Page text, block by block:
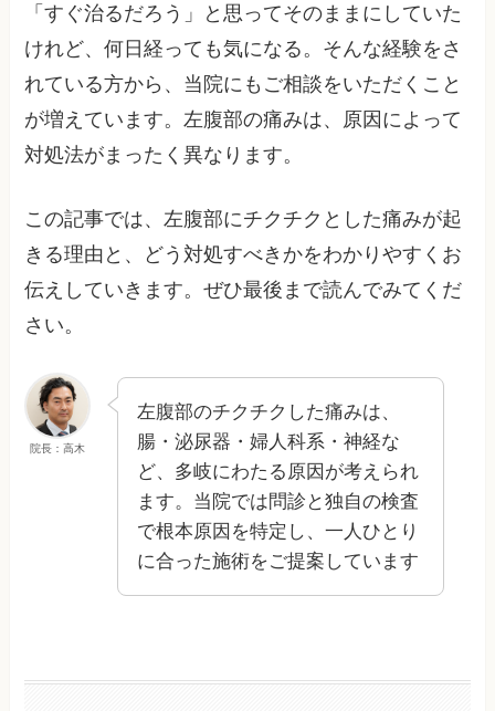
「すぐ治るだろう」と思ってそのままにしていた
けれど、何日経っても気になる。そんな経験をさ
れている方から、当院にもご相談をいただくこと
が増えています。左腹部の痛みは、原因によって
対処法がまったく異なります。
この記事では、左腹部にチクチクとした痛みが起
きる理由と、どう対処すべきかをわかりやすくお
伝えしていきます。ぜひ最後まで読んでみてくだ
さい。
院長：高木
左腹部のチクチクした痛みは、
腸・泌尿器・婦人科系・神経な
ど、多岐にわたる原因が考えられ
ます。当院では問診と独自の検査
で根本原因を特定し、一人ひとり
に合った施術をご提案しています